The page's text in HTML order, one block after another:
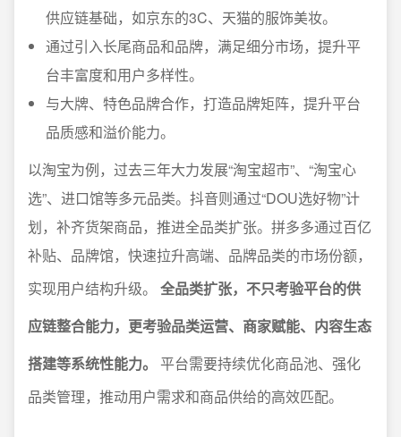
供应链基础，如京东的3C、天猫的服饰美妆。
通过引入长尾商品和品牌，满足细分市场，提升平
台丰富度和用户多样性。
与大牌、特色品牌合作，打造品牌矩阵，提升平台
品质感和溢价能力。
以淘宝为例，过去三年大力发展“淘宝超市”、“淘宝心
选”、进口馆等多元品类。抖音则通过“DOU选好物”计
划，补齐货架商品，推进全品类扩张。拼多多通过百亿
补贴、品牌馆，快速拉升高端、品牌品类的市场份额，
实现用户结构升级。 全品类扩张，不只考验平台的供
应链整合能力，更考验品类运营、商家赋能、内容生态
搭建等系统性能力。
平台需要持续优化商品池、强化
品类管理，推动用户需求和商品供给的高效匹配。